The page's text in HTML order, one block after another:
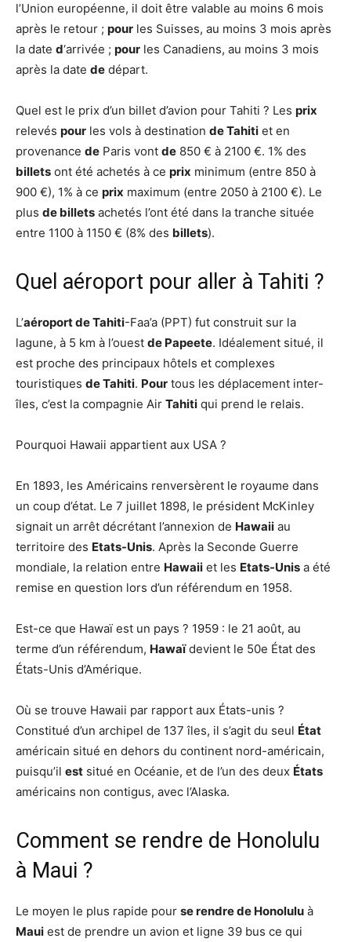
l’Union européenne, il doit être valable au moins 6 mois
après le retour ; pour les Suisses, au moins 3 mois après
la date d‘arrivée ; pour les Canadiens, au moins 3 mois
après la date de départ.
Quel est le prix d’un billet d’avion pour Tahiti ? Les prix
relevés pour les vols à destination de Tahiti et en
provenance de Paris vont de 850 € à 2100 €. 1% des
billets ont été achetés à ce prix minimum (entre 850 à
900 €), 1% à ce prix maximum (entre 2050 à 2100 €). Le
plus de billets achetés l’ont été dans la tranche située
entre 1100 à 1150 € (8% des billets).
Quel aéroport pour aller à Tahiti ?
L’aéroport de Tahiti-Faa’a (PPT) fut construit sur la
lagune, à 5 km à l’ouest de Papeete. Idéalement situé, il
est proche des principaux hôtels et complexes
touristiques de Tahiti. Pour tous les déplacement inter-
îles, c’est la compagnie Air Tahiti qui prend le relais.
Pourquoi Hawaii appartient aux USA ?
En 1893, les Américains renversèrent le royaume dans
un coup d’état. Le 7 juillet 1898, le président McKinley
signait un arrêt décrétant l’annexion de Hawaii au
territoire des Etats-Unis. Après la Seconde Guerre
mondiale, la relation entre Hawaii et les Etats-Unis a été
remise en question lors d’un référendum en 1958.
Est-ce que Hawaï est un pays ? 1959 : le 21 août, au
terme d’un référendum, Hawaïdevient le 50e État des
États-Unis d’Amérique.
Où se trouve Hawaii par rapport aux États-unis ?
Constitué d’un archipel de 137 îles, il s’agit du seul État
américain situé en dehors du continent nord-américain,
puisqu’il est situé en Océanie, et de l’un des deux États
américains non contigus, avec l’Alaska.
Comment se rendre de Honolulu
à Maui ?
Le moyen le plus rapide pour se rendre de Honolulu à
Maui est de prendre un avion et ligne 39 bus ce qui